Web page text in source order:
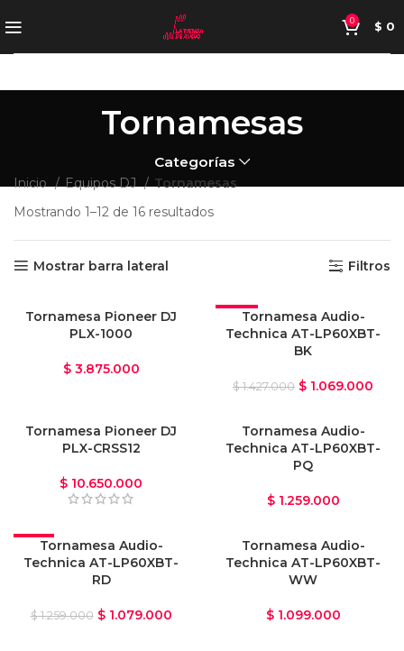
0 $ 0
Tornamesas
Categorías
Inicio Equipos DJ
Tornamesas
Mostrando 1–12 de 16 resultados
Mostrar barra lateral Filtros
Tornamesa Pioneer DJ
PLX-1000
$3.875.000
-25%Tornamesa Audio-
Technica AT-LP60XBT-
BK
$1.427.000 $ 1.069.000
Tornamesa Pioneer DJ
PLX-CRSS12
$ 10.650.000
VENDIDO
Tornamesa Audio-
Technica AT-LP60XBT-
PQ
$1.259.000
-14%Tornamesa Audio-
Technica AT-LP60XBT-
RD
$1.259.000 $1.079.000
Tornamesa Audio-
Technica AT-LP60XBT-
WW
$1.099.000